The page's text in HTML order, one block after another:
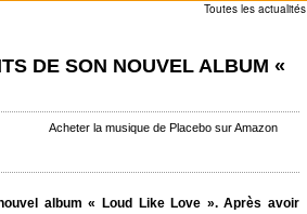
Toutes les actualités
DE SON NOUVEL ALBUM «
Acheter la musique de Placebo sur Amazon
album « Loud Like Love ». Après avoir